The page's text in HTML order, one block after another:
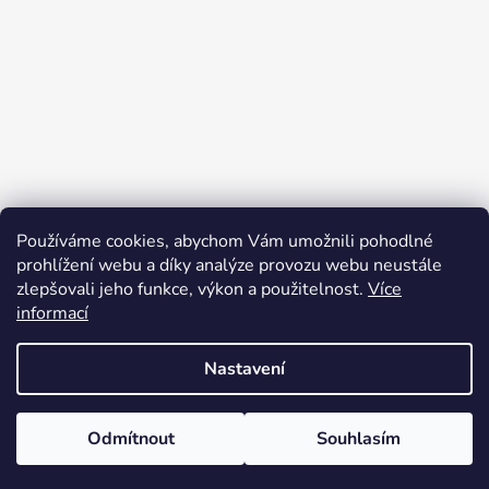
Používáme cookies, abychom Vám umožnili pohodlné
prohlížení webu a díky analýze provozu webu neustále
zlepšovali jeho funkce, výkon a použitelnost. Více
informací
Nastavení
Odmítnout Souhlasím
s
Léto s domorodci Kogi a Wiwa |
Nadační fond Mosty a prameny
Vytvořil Shoptet
Copyright 2026Dobrošop. Všechna práva vyhrazena.